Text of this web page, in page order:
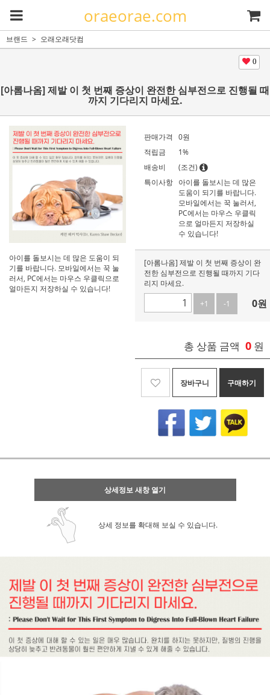
oraeorae.com
브랜드 오래오래닷컴
0
[아롬나옴] 제발 이 첫 번째 증상이 완전한 심부전으로 진행될 때
까지 기다리지 마세요.
아이를 돌보시는 데 많은 도움이 되
기를 바랍니다. 모바일에서는 꾹 눌
러서, PC에서는 마우스 우클릭으로
얼마든지 저장하실 수 있습니다!
판매가격 0원
적립금
1%
배송비
(조건)
특이사항 아이를 돌보시는 데 많은
도움이 되기를 바랍니다.
모바일에서는 꾹 눌러서,
PC에서는 마우스 우클릭
으로 얼마든지 저장하실
수 있습니다!
[아롬나옴] 제발 이 첫 번째 증상이 완
전한 심부전으로 진행될 때까지 기다
리지 마세요.
+1
-1 0원
총 상품 금액 0 원
장바구니 구매하기
상세정보 새창 열기
상세 정보를 확대해 보실 수 있습니다.